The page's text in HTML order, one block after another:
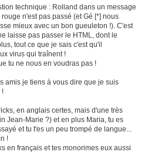
technique : Rolland dans un message
n'est pas passé (et Gé [*] nous
mieux avec un bon gueuleton !). C'est
laisse pas passer le HTML, dont le
tout ce que je sais c'est qu'il
virus qui traînent !
tu ne nous en voudras pas !
amis je tiens à vous dire que je suis
!
en anglais certes, mais d'une très
Jean-Marie ?) et en plus Maria, tu es
et tu t'es un peu trompé de langue...
!
en français et tes monorimes eux aussi